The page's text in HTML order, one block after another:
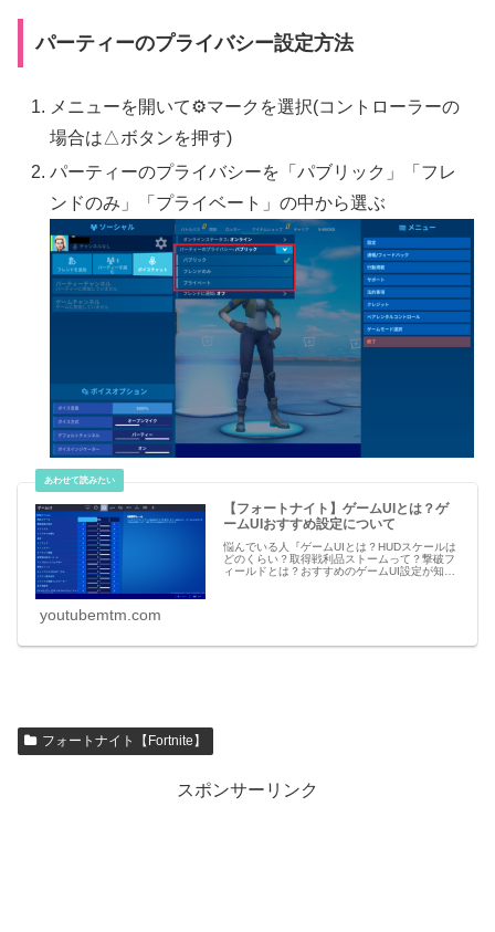
パーティーのプライバシー設定方法
メニューを開いて⚙マークを選択(コントローラーの
場合は△ボタンを押す)
パーティーのプライバシーを「パブリック」「フレ
ンドのみ」「プライベート」の中から選ぶ
【フォートナイト】ゲームUIとは？ゲ
ームUIおすすめ設定について
悩んでいる人『ゲームUIとは？HUDスケールは
どのくらい？取得戦利品ストームって？撃破フ
ィールドとは？おすすめのゲームUI設定が知り
youtubemtm.com
フォートナイト【Fortnite】
スポンサーリンク